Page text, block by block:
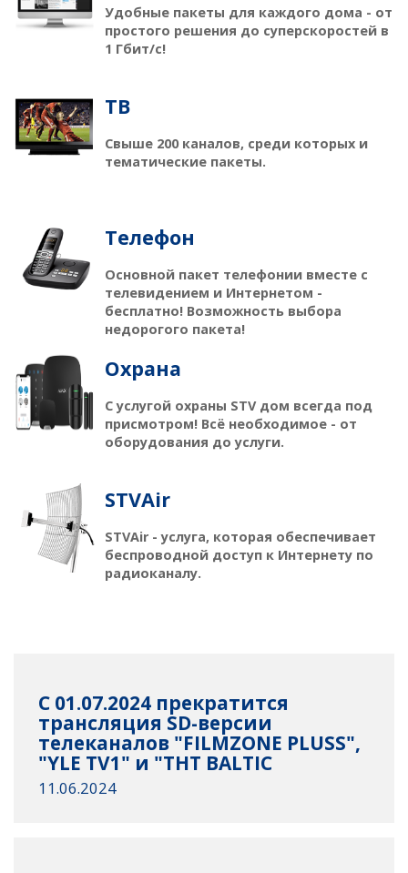
Удобные пакеты для каждого дома - от
простого решения до суперскоростей в
1 Гбит/с!
ТB
Свыше 200 каналов, среди которых и
тематические пакеты.
Телефон
Основной пакет телефонии вместе с
телевидением и Интернетом -
бесплатно! Возможность выбора
недорогого пакета!
Охрана
С услугой охраны STV дом всегда под
присмотром! Всё необходимое - от
оборудования до услуги.
STVAir
STVAir - услуга, которая обеспечивает
беспроводной доступ к Интернету по
радиоканалу.
С 01.07.2024 прекратится
трансляция SD-версии
телеканалов "FILMZONE PLUSS",
"YLE TV1" и "ТНТ BALTIC
11.06.2024